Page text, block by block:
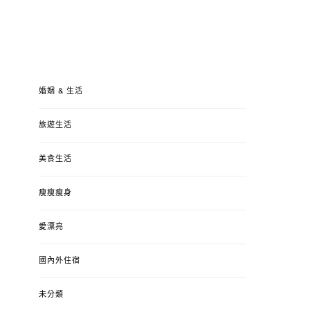
婚姻 & 生活
旅遊生活
美食生活
瘦瘦瘦身
愛漂亮
國內外住宿
未分類